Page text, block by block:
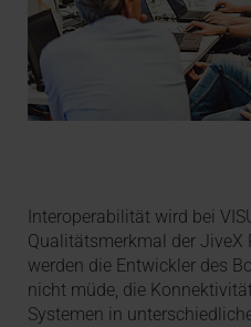
Interoperabilität wird bei
Qualitätsmerkmal der JiveX
werden die Entwickler des
nicht müde, die
Systemen in